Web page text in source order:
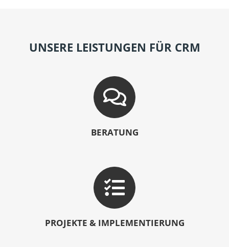
UNSERE LEISTUNGEN FÜR CRM
BERATUNG
PROJEKTE & IMPLEMENTIERUNG